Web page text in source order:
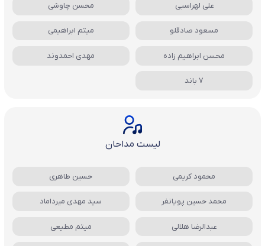
علی لهراسبی محسن چاوشی
مسعود صادقلو میثم ابراهیمی
محسن ابراهیم زاده مهدی احمدوند
7 باند
لیست مداحان
محمود کریمی حسین طاهری
محمد حسین پویانفر سید مهدی میرداماد
عبدالرضا هلالی میثم مطیعی